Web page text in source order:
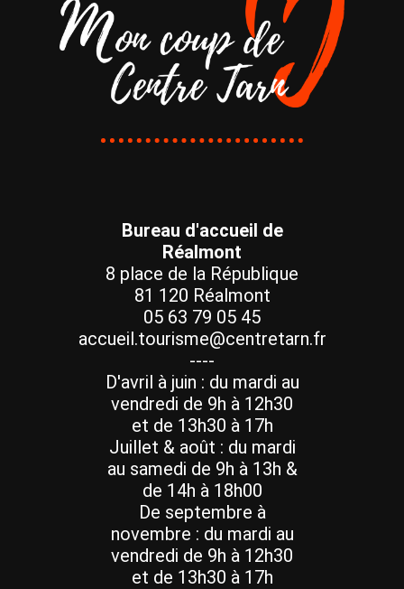
Bureau d'accueil de
Réalmont
8 place de la République
81 120 Réalmont
05 63 79 05 45
accueil.tourisme@centretarn.fr
----
D'avril à juin : du mardi au
vendredi de 9h à 12h30
et de 13h30 à 17h
Juillet & août : du mardi
au samedi de 9h à 13h &
de 14h à 18h00
De septembre à
novembre : du mardi au
vendredi de 9h à 12h30
et de 13h30 à 17h